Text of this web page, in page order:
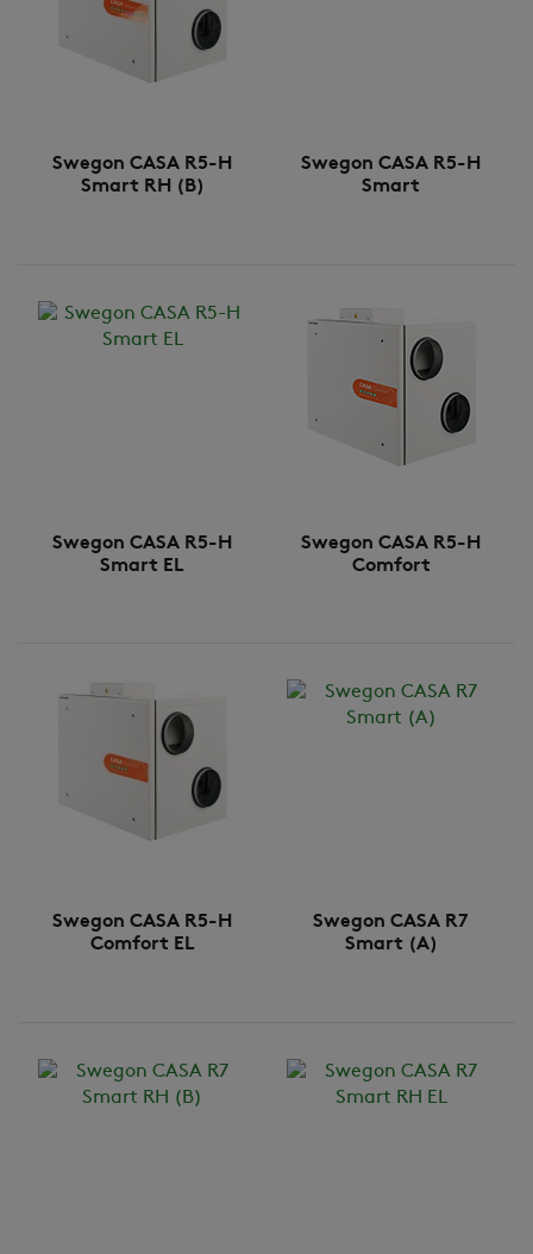
Swegon CASA R5-H
Smart RH (B)
Swegon CASA R5-H
Smart
Swegon CASA R5-H
Smart EL
Swegon CASA R5-H
Comfort
Swegon CASA R5-H
Comfort EL
Swegon CASA R7
Smart (A)